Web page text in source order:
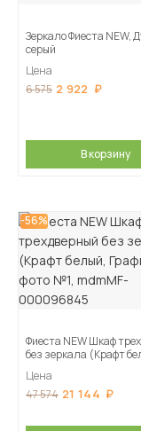
Зеркало Фиеста NEW,
серый
Цена
6 575 2 922
В корзину
-56%
Фиеста NEW Шкаф
без зеркала (Крафт
Цена
47 574 21 144